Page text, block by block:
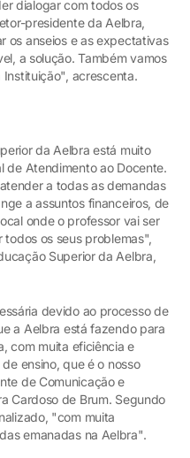
dialogar com todos os
presidente da Aelbra,
os anseios e as expectativas
a solução. Também vamos
Instituição", acrescenta.
da Aelbra está muito
de Atendimento ao Docente.
a todas as demandas
a assuntos financeiros, de
onde o professor vai ser
os seus problemas",
Superior da Aelbra,
devido ao processo de
a Aelbra está fazendo para
com muita eficiência e
ensino, que é o nosso
de Comunicação e
Cardoso de Brum. Segundo
"com muita
emanadas na Aelbra".